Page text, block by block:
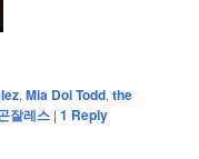
,Mia Doi Todd,the
잘레스 |1 Reply